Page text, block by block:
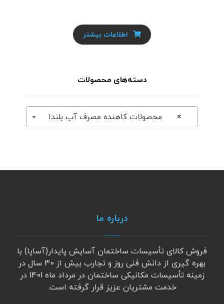
اطلاعات بیشتر
دسته‌های محصولات
× محصولات کاهنده مصرف آب بلندا
درباره ما
فروش کالای تأسیسات ساختمان آسایش پایدار(آساپا) با
بهره گیری از دانش فنی روز و تجارب بیش از 30 سال در
زمینه تأسیسات مکانیکی ساختمان در مرداد ماه 1401 در
خدمت مشتریان عزیز قرار گرفته است.